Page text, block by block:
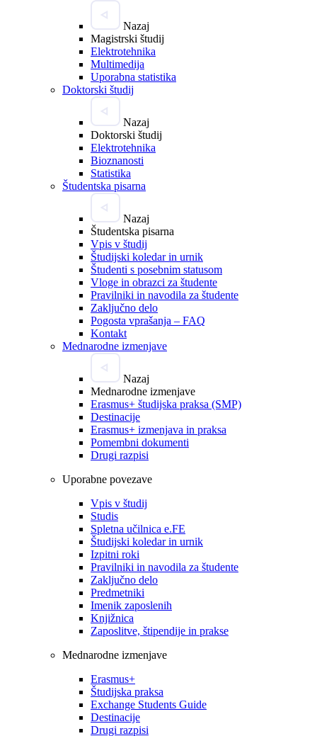
Nazaj
Magistrski študij
Elektrotehnika
Multimedija
Uporabna statistika
Doktorski študij
Nazaj
Doktorski študij
Elektrotehnika
Bioznanosti
Statistika
Študentska pisarna
Nazaj
Študentska pisarna
Vpis v študij
Študijski koledar in urnik
Študenti s posebnim statusom
Vloge in obrazci za študente
Pravilniki in navodila za študente
Zaključno delo
Pogosta vprašanja – FAQ
Kontakt
Mednarodne izmenjave
Nazaj
Mednarodne izmenjave
Erasmus+ študijska praksa (SMP)
Destinacije
Erasmus+ izmenjava in praksa
Pomembni dokumenti
Drugi razpisi
Uporabne povezave
Vpis v študij
Studis
Spletna učilnica e.FE
Študijski koledar in urnik
Izpitni roki
Pravilniki in navodila za študente
Zaključno delo
Predmetniki
Imenik zaposlenih
Knjižnica
Zaposlitve, štipendije in prakse
Mednarodne izmenjave
Erasmus+
Študijska praksa
Exchange Students Guide
Destinacije
Drugi razpisi